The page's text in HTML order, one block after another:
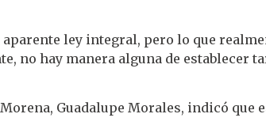
ley integral, pero lo que
no hay manera alguna de establecer
Guadalupe Morales, indicó que